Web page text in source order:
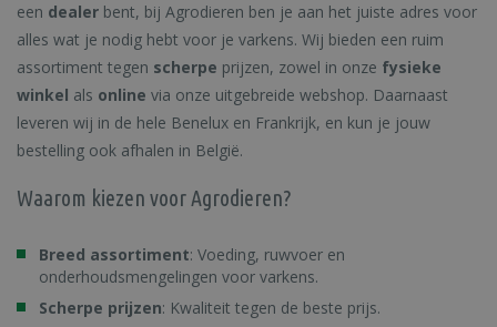
een dealer bent, bij Agrodieren ben je aan het juiste adres voor
alles wat je nodig hebt voor je varkens. Wij bieden een ruim
assortiment tegen scherpe prijzen, zowel in onze fysieke
winkel als online via onze uitgebreide webshop. Daarnaast
leveren wij in de hele Benelux en Frankrijk, en kun je jouw
bestelling ook afhalen in België.
Waarom kiezen voor Agrodieren?
Breed assortiment: Voeding, ruwvoer en
onderhoudsmengelingen voor varkens.
Scherpe prijzen: Kwaliteit tegen de beste prijs.